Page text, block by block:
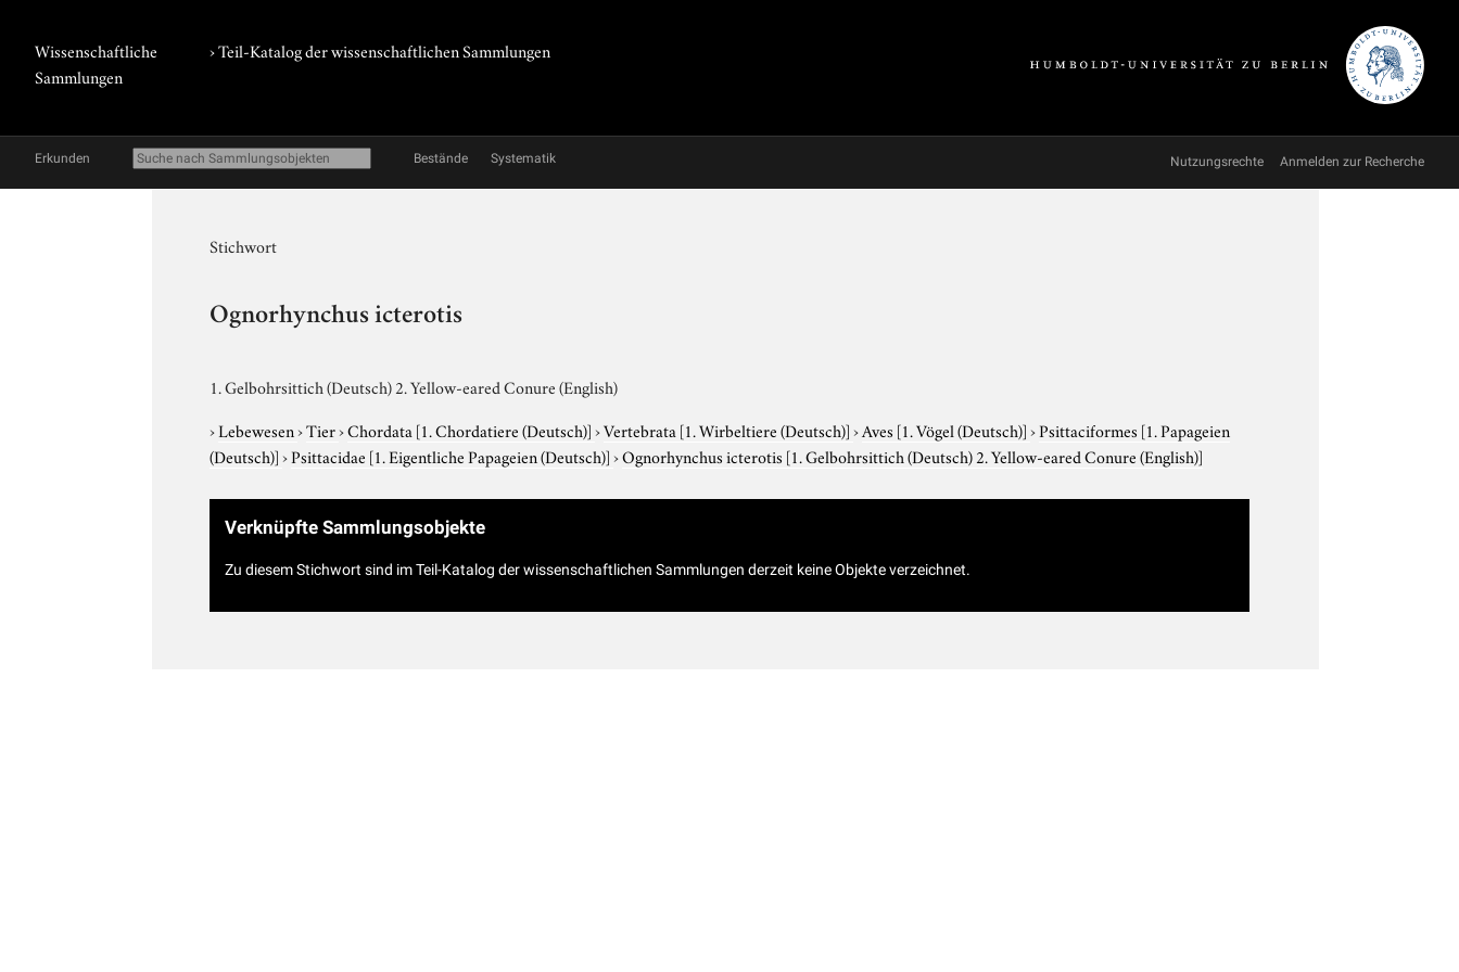
Wissenschaftliche
Sammlungen
› Teil-Katalog der wissenschaftlichen Sammlungen
Erkunden Bestände Systematik Nutzungsrechte Anmelden zur Recherche
Stichwort
Ognorhynchus icterotis
1. Gelbohrsittich (Deutsch) 2. Yellow-eared Conure (English)
›Lebewesen›Tier›Chordata [1. Chordatiere (Deutsch)]›Vertebrata [1. Wirbeltiere (Deutsch)]›Aves [1. Vögel (Deutsch)]›Psittaciformes [1. Papageien
(Deutsch)]›Psittacidae [1. Eigentliche Papageien (Deutsch)]›Ognorhynchus icterotis [1. Gelbohrsittich (Deutsch) 2. Yellow-eared Conure (English)]
Verknüpfte Sammlungsobjekte
Zu diesem Stichwort sind im Teil-Katalog der wissenschaftlichen Sammlungen derzeit keine Objekte verzeichnet.